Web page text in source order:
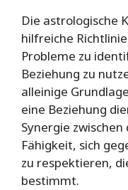
Die astrologische
hilfreiche
Probleme zu
Beziehung zu
alleinige
eine Beziehung
Synergie
Fähigkeit, sich
zu respektieren,
bestimmt.